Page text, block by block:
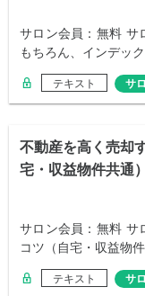
サロン会員：無料 サ
もちろん、インデッ
テキスト サ
不動産を高く売却
宅・収益物件共通）
サロン会員：無料 サ
コツ（自宅・収益物
テキスト サ